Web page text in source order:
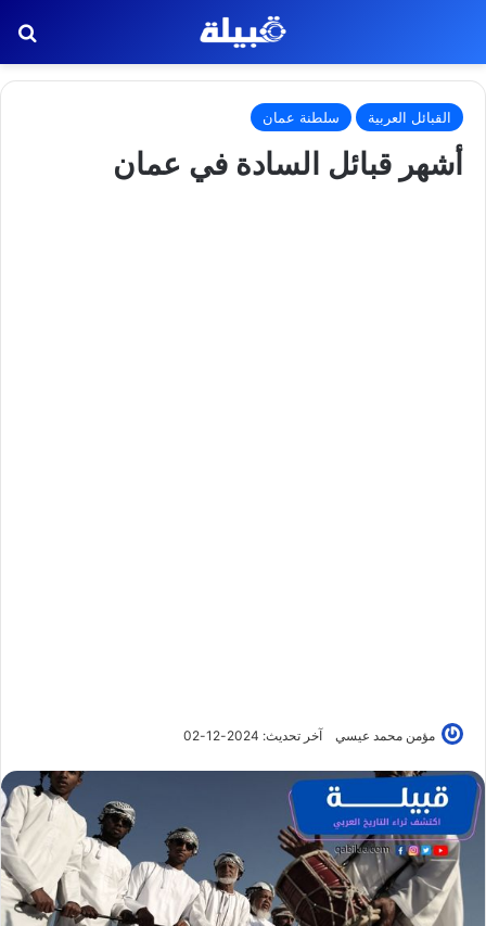
القبائل العربية سلطنة عمان
أشهر قبائل السادة في عمان
مؤمن محمد عيسي آخر تحديث: 2024-12-02